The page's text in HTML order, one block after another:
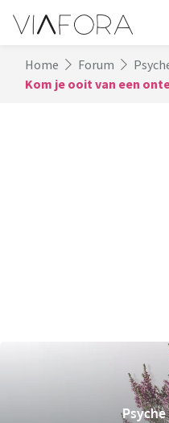
Home Forum
Kom je ooit van een